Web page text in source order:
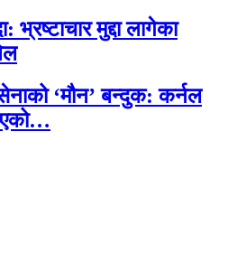
भ्रष्टाचार मुद्दा लागेका
‘मौन’ बन्दुक: कर्नल